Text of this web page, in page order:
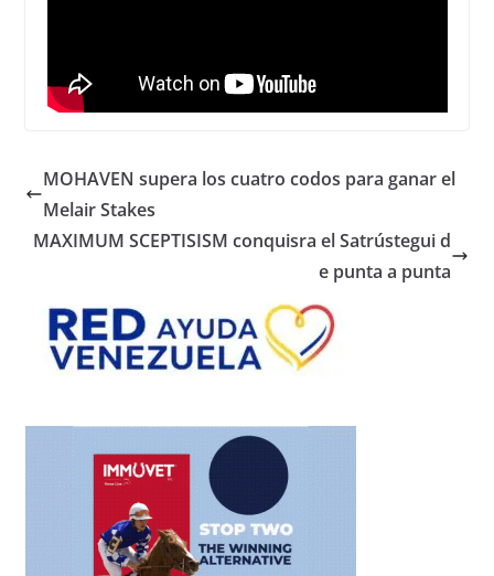
MOHAVEN supera los cuatro codos para ganar el
Melair Stakes
MAXIMUM SCEPTISISM conquisra el Satrústegui d
e punta a punta